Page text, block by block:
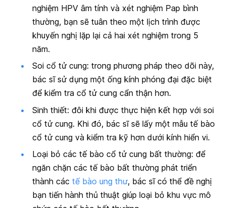
nghiệm HPV âm tính và xét nghiệm Pap bình
thường, bạn sẽ tuân theo một lịch trình được
khuyến nghị lặp lại cả hai xét nghiệm trong 5
năm.
Soi cổ tử cung: trong phương pháp theo dõi này,
bác sĩ sử dụng một ống kính phóng đại đặc biệt
để kiểm tra cổ tử cung cẩn thận hơn.
Sinh thiết: đôi khi được thực hiện kết hợp với soi
cổ tử cung. Khi đó, bác sĩ sẽ lấy một mẫu tế bào
cổ tử cung và kiểm tra kỹ hơn dưới kính hiển vi.
Loại bỏ các tế bào cổ tử cung bất thường: để
ngăn chặn các tế bào bất thường phát triển
thành các tế bào ung thư, bác sĩ có thể đề nghị
bạn tiến hành thủ thuật giúp loại bỏ khu vực mô